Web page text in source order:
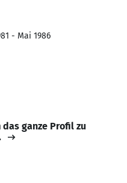
- Mai 1986
das ganze Profil zu